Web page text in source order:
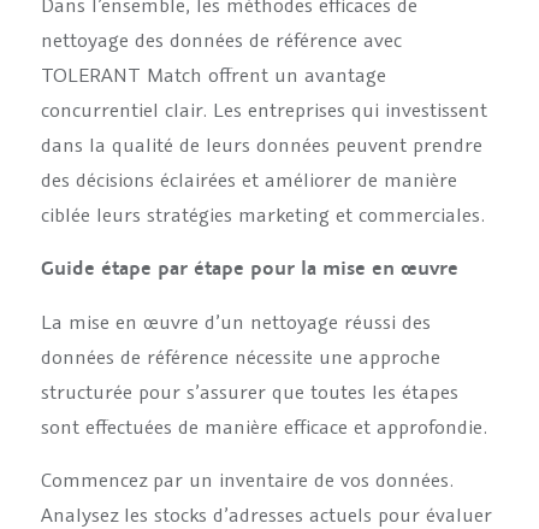
nettoyage des données de référence avec
TOLERANT Match offrent un avantage
concurrentiel clair. Les entreprises qui investissent
dans la qualité de leurs données peuvent prendre
des décisions éclairées et améliorer de manière
ciblée leurs stratégies marketing et commerciales.
Guide étape par étape pour la mise en œuvre
La mise en œuvre d’un nettoyage réussi des
données de référence nécessite une approche
structurée pour s’assurer que toutes les étapes
sont effectuées de manière efficace et approfondie.
Commencez par un inventaire de vos données.
Analysez les stocks d’adresses actuels pour évaluer